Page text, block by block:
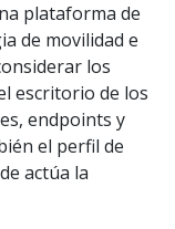
plataforma de
de movilidad e
los
escritorio de los
endpoints y
el perfil de
actúa la